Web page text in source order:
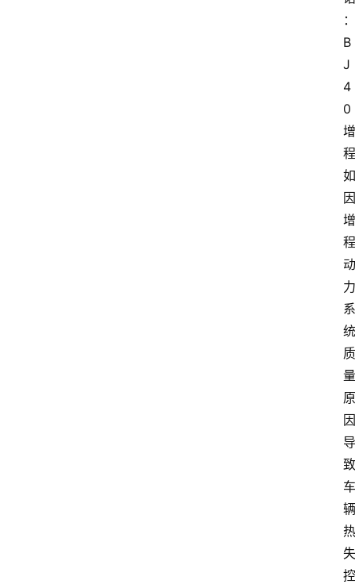
：
B
J
4
0
增
程
如
因
增
程
动
力
系
统
质
量
原
因
导
致
车
辆
热
失
控